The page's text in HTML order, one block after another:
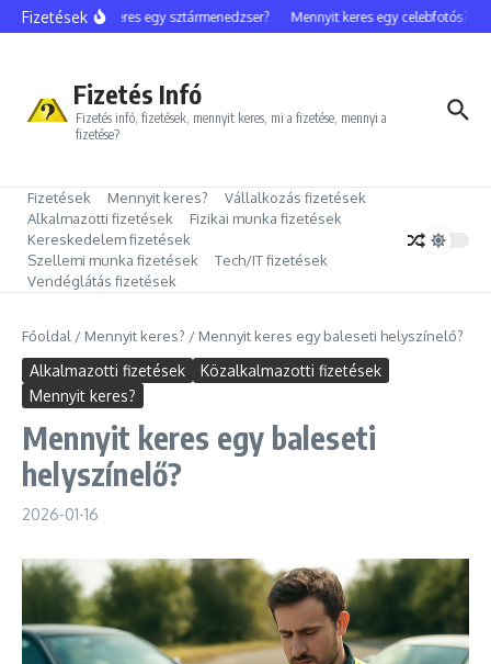
Ugrás a tartalomhoz
Fizetések
Mennyit keres egy sztármenedzser? Mennyit keres egy celebfotós?
Fizetés Infó
Fizetés infó, fizetések, mennyit keres, mi a fizetése, mennyi a
fizetése?
Fizetések Mennyit keres?
Vállalkozás fizetések
Alkalmazotti fizetések
Fizikai munka fizetések
Kereskedelem fizetések
Szellemi munka fizetések
Tech/IT fizetések
Vendéglátás fizetések
Főoldal / Mennyit keres? / Mennyit keres egy baleseti helyszínelő?
Alkalmazotti fizetések
Közalkalmazotti fizetések
Mennyit keres?
Mennyit keres egy baleseti
helyszínelő?
2026-01-16